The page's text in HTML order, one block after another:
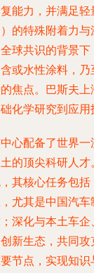
能力，并满足
的特殊附着力
球共识的背景下
或水性涂料，
焦点。巴斯夫
化学研究到应用
心配备了世界
的顶尖科研人才
其核心任务包
尤其是中国汽
深化与本土车
新生态，共同
节点，实现知